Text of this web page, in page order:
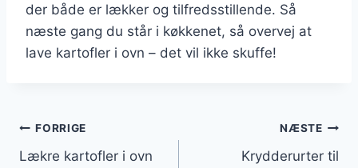
der både er lækker og tilfredsstillende. Så
næste gang du står i køkkenet, så overvej at
lave kartofler i ovn – det vil ikke skuffe!
Indlægsnavigation
FORRIGE
Lækre kartofler i ovn
NÆSTE
Krydderurter til